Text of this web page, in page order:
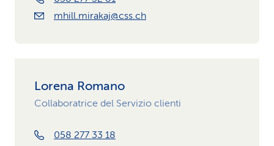
mhill.mirakaj@css.ch
Lorena Romano
Collaboratrice del Servizio clienti
058 277 33 18